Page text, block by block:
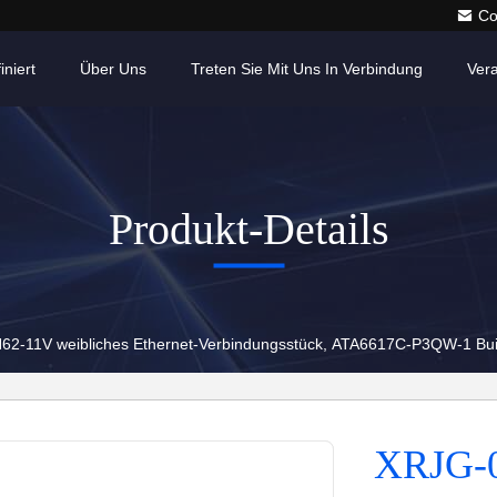
Über Uns Treten Sie Mit Uns In Verbindung
Produkt-Details
11V weibliches Ethernet-Verbindungsstück, ATA6617C-P3QW-1
XRJG-